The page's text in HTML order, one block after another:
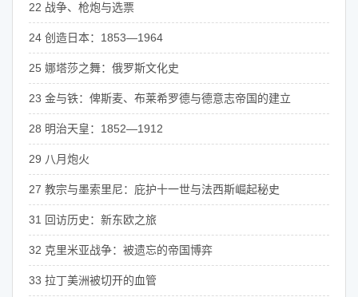
22 战争、枪炮与选票
24 创造日本：1853—1964
25 娜塔莎之舞：俄罗斯文化史
23 金与铁：俾斯麦、布莱希罗德与德意志帝国的建立
28 明治天皇：1852—1912
29 八月炮火
27 教宗与墨索里尼：庇护十一世与法西斯崛起秘史
31 回访历史：新东欧之旅
32 克里米亚战争：被遗忘的帝国博弈
33 拉丁美洲被切开的血管